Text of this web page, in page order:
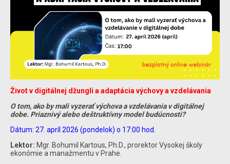
Život v digitálnej džungli a adaptácia výchovy a vzdelávania
O tom, ako by mali vyzerať výchova a vzdelávania v digitálnej
dobe. Priaznivý alebo deštruktívny model budúcnosti?
Dátum: 27. apríl 2026 (pondelok) o 17:00 hod.
Lektor: Mgr. Bohumil Kartous, Ph.D., prorektor Vysokej školy
ekonómie a manažmentu v Prahe.